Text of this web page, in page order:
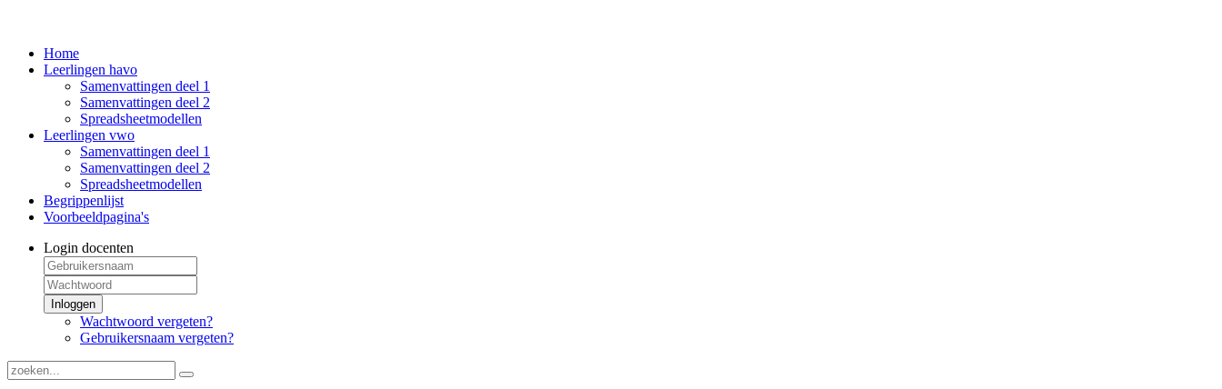
Home
Leerlingen havo
Samenvattingen deel 1
Samenvattingen deel 2
Spreadsheetmodellen
Leerlingen vwo
Samenvattingen deel 1
Samenvattingen deel 2
Spreadsheetmodellen
Begrippenlijst
Voorbeeldpagina's
Login docenten
Inloggen
Wachtwoord vergeten?
Gebruikersnaam vergeten?